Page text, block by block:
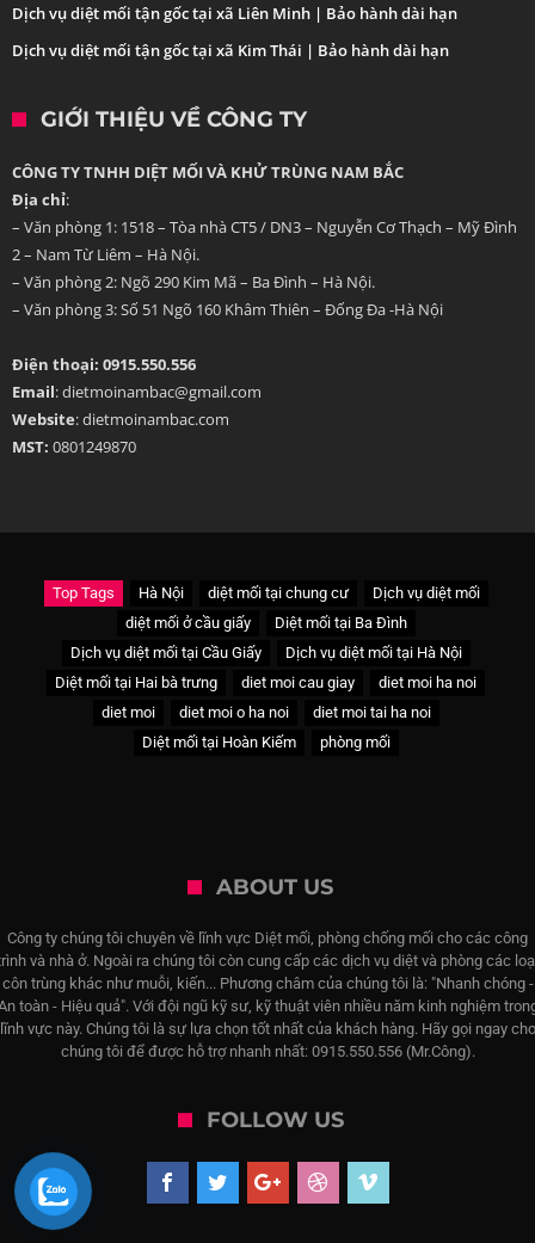
Dịch vụ diệt mối tận gốc tại xã Liên Minh | Bảo hành dài hạn
Dịch vụ diệt mối tận gốc tại xã Kim Thái | Bảo hành dài hạn
GIỚI THIỆU VỀ CÔNG TY
CÔNG TY TNHH DIỆT MỐI VÀ KHỬ TRÙNG NAM BẮC
Địa chỉ:
– Văn phòng 1: 1518 – Tòa nhà CT5 / DN3 – Nguyễn Cơ Thạch – Mỹ Đình
2 – Nam Từ Liêm – Hà Nội.
– Văn phòng 2: Ngõ 290 Kim Mã – Ba Đình – Hà Nội.
– Văn phòng 3: Số 51 Ngõ 160 Khâm Thiên – Đống Đa -Hà Nội
Điện thoại: 0915.550.556
Email: dietmoinambac@gmail.com
Website: dietmoinambac.com
MST: 0801249870
Top Tags Hà Nội diệt mối tại chung cư
Dịch vụ diệt mối
diệt mối ở cầu giấy
Diệt mối tại Ba Đình
Dịch vụ diệt mối tại Cầu Giấy
Dịch vụ diệt mối tại Hà Nội
Diệt mối tại Hai bà trưng
diet moi cau giay
diet moi ha noi
diet moi
diet moi o ha noi
diet moi tai ha noi
Diệt mối tại Hoàn Kiếm
phòng mối
ABOUT US
Công ty chúng tôi chuyên về lĩnh vực Diệt mối, phòng chống mối cho các công
và nhà ở. Ngoài ra chúng tôi còn cung cấp các dịch vụ diệt và phòng các
côn trùng khác như muỗi, kiến... Phương châm của chúng tôi là: "Nhanh chóng -
toàn - Hiệu quả". Với đội ngũ kỹ sư, kỹ thuật viên nhiều năm kinh nghiệm
lĩnh vực này. Chúng tôi là sự lựa chọn tốt nhất của khách hàng. Hãy gọi ngay cho
chúng tôi để được hỗ trợ nhanh nhất: 0915.550.556 (Mr.Công).
FOLLOW US